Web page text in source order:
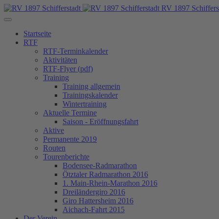
RV 1897
Startseite
RTF
RTF-Terminkalender
Aktivitäten
RTF-Flyer (pdf)
Training
Training allgemein
Trainingskalender
Wintertraining
Aktuelle Termine
Saison - Eröffnungsfahrt
Aktive
Permanente 2019
Routen
Tourenberichte
Bodensee-Radmarathon
Ötztaler Radmarathon 2016
1. Main-Rhein-Marathon 2016
Dreiländergiro 2016
Giro Hattersheim 2016
Aichach-Fahrt 2015